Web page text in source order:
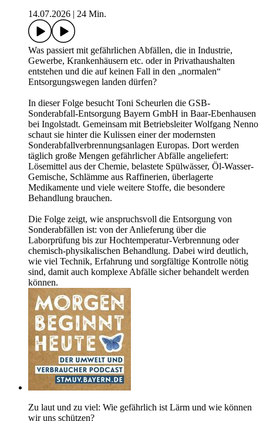
14.07.2026
24 Min.
Was passiert mit gefährlichen Abfällen, die in Industrie,
Gewerbe, Krankenhäusern etc. oder in Privathaushalten
entstehen und die auf keinen Fall in den „normalen“
Entsorgungswegen landen dürfen?
In dieser Folge besucht Toni Scheurlen die GSB-
Sonderabfall-Entsorgung Bayern GmbH in Baar-Ebenhausen
bei Ingolstadt. Gemeinsam mit Betriebsleiter Wolfgang Nenno
schaut sie hinter die Kulissen einer der modernsten
Sonderabfallverbrennungsanlagen Europas. Dort werden
täglich große Mengen gefährlicher Abfälle angeliefert:
Lösemittel aus der Chemie, belastete Spülwässer, Öl-Wasser-
Gemische, Schlämme aus Raffinerien, überlagerte
Medikamente und viele weitere Stoffe, die besondere
Behandlung brauchen.
Die Folge zeigt, wie anspruchsvoll die Entsorgung von
Sonderabfällen ist: von der Anlieferung über die
Laborprüfung bis zur Hochtemperatur-Verbrennung oder
chemisch-physikalischen Behandlung. Dabei wird deutlich,
wie viel Technik, Erfahrung und sorgfältige Kontrolle nötig
sind, damit auch komplexe Abfälle sicher behandelt werden
können.
Zu laut und zu viel: Wie gefährlich ist Lärm und wie können
wir uns schützen?